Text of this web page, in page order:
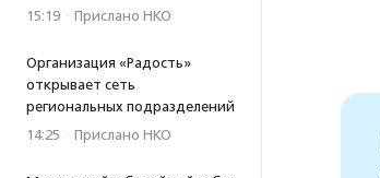
15:19 · Прислано НКО
Организация «Радость»
открывает сеть
региональных подразделений
14:25 · Прислано НКО